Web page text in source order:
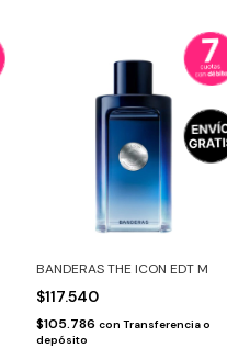
BANDERAS THE ICON EDT M
$117.540
$105.786con Transferencia o
depósito